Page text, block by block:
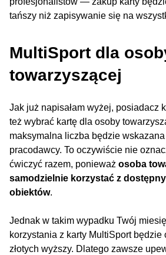
tańszy niż zapisywanie się na
MultiSport dla
towarzyszącej
Jak już napisałam wyżej, posiadacz
też wybrać kartę dla osoby
maksymalna liczba będzie
pracodawcy. To oczywiście nie
ćwiczyć razem, ponieważ osoba
samodzielnie korzystać z
obiektów.
Jednak w takim wypadku Twój
korzystania z karty MultiSport będzie
złotych wyższy. Dlatego zawsze